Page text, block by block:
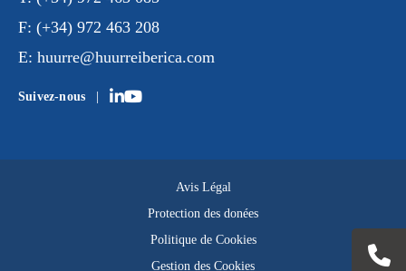
F: (+34) 972 463 208
E: huurre@huurreiberica.com
Suivez-nous
Avis Légal
Protection des donées
Politique de Cookies
Gestion des Cookies